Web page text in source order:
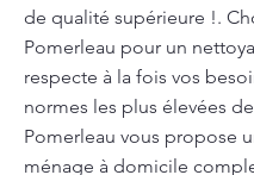
de qualité supérieure !.
Pomerleau pour un
respecte à la fois vos
normes les plus élevées
Pomerleau vous propose
ménage à domicile